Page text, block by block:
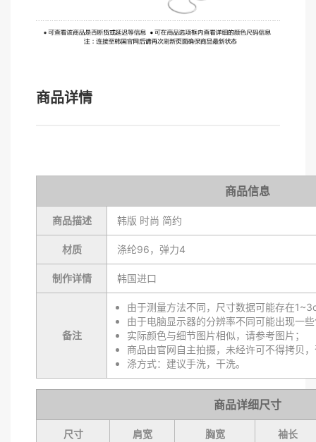
商品详情
商品信息
商品描述 韩版 时尚 简约
材质 涤纶96，弹力4
制作详情 韩国进口
备注
由于测量方法不同，尺寸数据可能存在
由于电脑显示器的分辨率不同可能出现一
实际颜色与细节图片相似，请参考图片；
商品由官网自主拍摄，未经许可不得拷贝
涤方式：建议手洗，干洗。
商品详细尺寸
尺寸 肩宽 胸宽 袖长